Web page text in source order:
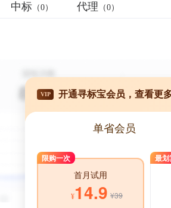
中标 （0） 代理 （0）
VIP 开通寻标宝会员，查看更
单省会员
限购一次
首月试用
¥14.9 ¥39
最划